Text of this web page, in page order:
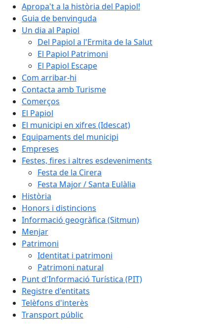
Apropa't a la història del Papiol!
Guia de benvinguda
Un dia al Papiol
Del Papiol a l'Ermita de la Salut
El Papiol Patrimoni
El Papiol Escape
Com arribar-hi
Contacta amb Turisme
Comerços
El Papiol
El municipi en xifres (Idescat)
Equipaments del municipi
Empreses
Festes, fires i altres esdeveniments
Festa de la Cirera
Festa Major / Santa Eulàlia
Història
Honors i distincions
Informació geogràfica (Sitmun)
Menjar
Patrimoni
Identitat i patrimoni
Patrimoni natural
Punt d'Informació Turística (PIT)
Registre d'entitats
Telèfons d'interès
Transport públic